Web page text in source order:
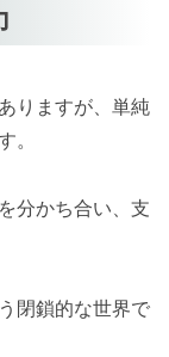
りますが、単純
。
分かち合い、支
閉鎖的な世界で